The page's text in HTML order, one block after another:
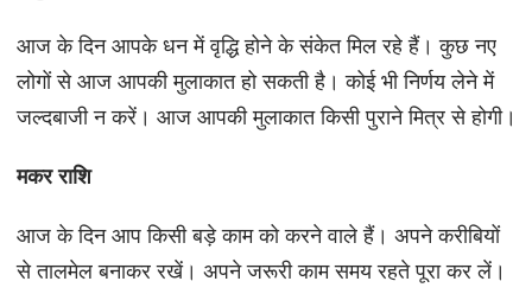
आज के दिन आपके धन में वृद्धि होने के संकेत मिल रहे हैं। कुछ नए
लोगों से आज आपकी मुलाकात हो सकती है। कोई भी निर्णय लेने में
जल्दबाजी न करें। आज आपकी मुलाकात किसी पुराने मित्र से होगी।
मकर राशि
आज के दिन आप किसी बड़े काम को करने वाले हैं। अपने करीबियों
से तालमेल बनाकर रखें। अपने जरूरी काम समय रहते पूरा कर लें।